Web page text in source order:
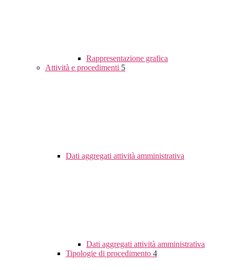
Rappresentazione grafica
Attività e procedimenti 5
Dati aggregati attività amministrativa
Dati aggregati attività amministrativa
Tipologie di procedimento 4